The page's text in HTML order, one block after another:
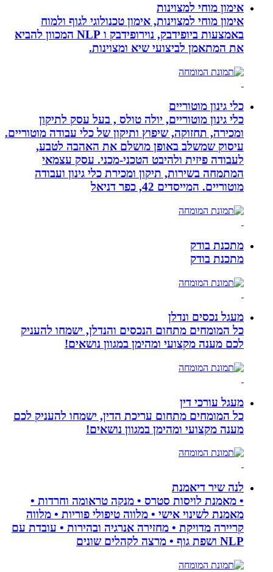
אימון מוחי למצוינות
אימון מוחי למצוינות, אימון טכנולוגי לגוף ולמוח
באמצעות ביופידבק, נוירופידבק ו NLP המכוון להביא
את המתאמן לביצועי שיא ומצוינות.
כלי גינון מוטוריים
כלי גינון מוטוריים, יולה טולס , בעל עסק לתיקון
ומכירה, תחזוקה, שיפוץ ותיקון של כלי עבודה מוטוריים.
עיסוק שמשלב באופן מושלם את האהבה לטבע,
לעבודה פיזית ולהיבט הטכני-מכני. עסק עצמאי
המתמחה בשירות, תיקון ומכירת כלי גינון ועבודה
מוטוריים. המייסדים 42, כפר דניאל
מתכנת בודק
מתכנת בודק
מעגל נכסים ונדלן
כל המומחים מתחום הנכסים והנדלן, ישמחו להעניק
לכם מענה מקצועי ומהימן במגוון נושאים!
מעגל עורכי דין
כל המומחים מתחום עריכת הדין, ישמחו להעניק לכם
מענה מקצועי ומהימן במגוון נושאים!
לנה שיר דיאמנת
• מאמנת לויסות סטרס • מנקה טראומה וחרדות •
מאמנת לשינוי אישי • מלווה טיפולי פוריות • מלווה
קריירה מדויקת • מחזירה אנרגיה ובהירות • עובדת עם